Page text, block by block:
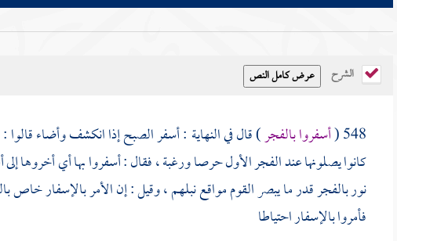
الشرح
548 ( أسفروا بالفجر) قال في النهاية : أسفر الصبح إذا انكشف وأضاء
كانوا يصلونها عند الفجر الأول حرصا ورغبة ، فقال : أسفروا بها أي أخروها
نور بالفجر قدر ما يبصر القوم مواقع نبلهم ، وقيل : إن الأمر بالإسفار خاص
فأمروا بالإسفار احتياطا